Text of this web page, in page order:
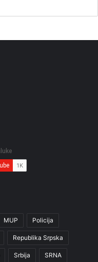
MUP Policija
Republika Srpska
Srbija SRNA